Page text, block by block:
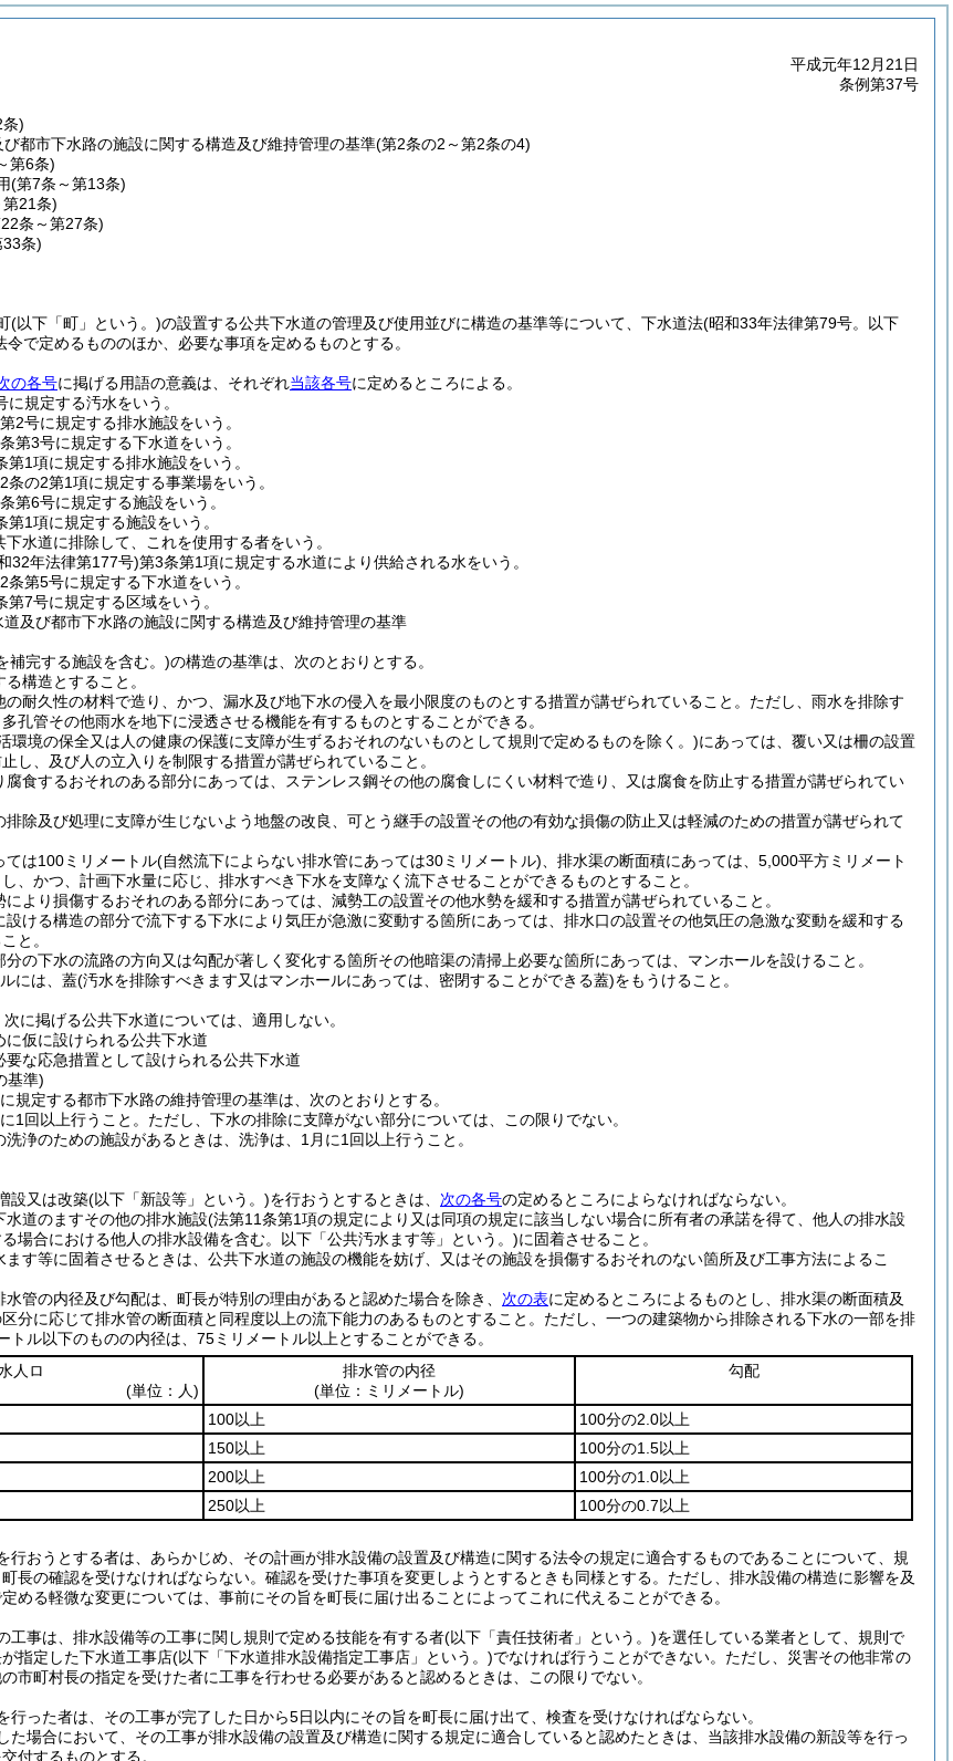
平成元年12月21日
条例第37号
)
都市下水路の施設に関する構造及び維持管理の基準(第2条の2～第2条の4)
第6条)
(第7条～第13条)
21条)
条～第27条)
条)
(以下「町」という。)の設置する公共下水道の管理及び使用並びに構造の基準等について、下水道法(昭和33年法律第79号。以下
令で定めるもののほか、必要な事項を定めるものとする。
の各号に掲げる用語の意義は、それぞれ当該各号に定めるところによる。
規定する汚水をいう。
号に規定する排水施設をいう。
3号に規定する下水道をいう。
1項に規定する排水施設をいう。
の2第1項に規定する事業場をいう。
6号に規定する施設をいう。
1項に規定する施設をいう。
水道に排除して、これを使用する者をいう。
32年法律第177号)第3条第1項に規定する水道により供給される水をいう。
第5号に規定する下水道をいう。
7号に規定する区域をいう。
道及び都市下水路の施設に関する構造及び維持管理の基準
補完する施設を含む。)の構造の基準は、次のとおりとする。
構造とすること。
の耐久性の材料で造り、かつ、漏水及び地下水の侵入を最小限度のものとする措置が講ぜられていること。 ただし、雨水を排除す
孔管その他雨水を地下に浸透させる機能を有するものとすることができる。
環境の保全又は人の健康の保護に支障が生ずるおそれのないものとして規則で定めるものを除く。)にあっては、覆い又は柵の設置
し、及び人の立入りを制限する措置が講ぜられていること。
腐食するおそれのある部分にあっては、ステンレス鋼その他の腐食しにくい材料で造り、又は腐食を防止する措置が講ぜられてい
排除及び処理に支障が生じないよう地盤の改良、可とう継手の設置その他の有効な損傷の防止又は軽減のための措置が講ぜられて
ては100ミリメートル(自然流下によらない排水管にあっては30ミリメートル) 、排水渠の断面積にあっては、5,000平方ミリメート
、かつ、計画下水量に応じ、排水すべき下水を支障なく流下させることができるものとすること。
より損傷するおそれのある部分にあっては、減勢工の設置その他水勢を緩和する措置が講ぜられていること。
設ける構造の部分で流下する下水により気圧が急激に変動する箇所にあっては、排水口の設置その他気圧の急激な変動を緩和する
と。
の下水の流路の方向又は勾配が著しく変化する箇所その他暗渠の清掃上必要な箇所にあっては、マンホールを設けること。
には、蓋(汚水を排除すべきます又はマンホールにあっては、密閉することができる蓋)をもうけること。
に掲げる公共下水道については、適用しない。
に仮に設けられる公共下水道
要な応急措置として設けられる公共下水道
基準)
規定する都市下水路の維持管理の基準は、次のとおりとする。
1回以上行うこと。 ただし、下水の排除に支障がない部分については、この限りでない。
浄のための施設があるときは、洗浄は、1月に1回以上行うこと。
設又は改築(以下「新設等」という。)を行おうとするときは、 次の各号の定めるところによらなければならない。
水道のますその他の排水施設(法第11条第1項の規定により又は同項の規定に該当しない場合に所有者の承諾を得て、他人の排水設
場合における他人の排水設備を含む。以下「公共汚水ます等」という。)に固着させること。
ます等に固着させるときは、公共下水道の施設の機能を妨げ、又はその施設を損傷するおそれのない箇所及び工事方法によるこ
管の内径及び勾配は、町長が特別の理由があると認めた場合を除き、 次の表に定めるところによるものとし、排水渠の断面積及
分に応じて排水管の断面積と同程度以上の流下能力のあるものとすること。 ただし、一つの建築物から排除される下水の一部を排
トル以下のものの内径は、75ミリメートル以上とすることができる。
人ロ
(単位：人)
排水管の内径
(単位：ミリメートル)
勾配
100以上
100分の2.0以上
150以上
100分の1.5以上
200以上
100分の1.0以上
250以上
100分の0.7以上
行おうとする者は、あらかじめ、その計画が排水設備の設置及び構造に関する法令の規定に適合するものであることについて、規
長の確認を受けなければならない。 確認を受けた事項を変更しようとするときも同様とする。 ただし、排水設備の構造に影響を及
める軽微な変更については、事前にその旨を町長に届け出ることによってこれに代えることができる。
工事は、排水設備等の工事に関し規則で定める技能を有する者(以下「責任技術者」という。)を選任している業者として、規則で
指定した下水道工事店(以下「下水道排水設備指定工事店」という。)でなければ行うことができない。 ただし、災害その他非常の
市町村長の指定を受けた者に工事を行わせる必要があると認めるときは、この限りでない。
行った者は、その工事が完了した日から5日以内にその旨を町長に届け出て、検査を受けなければならない。
た場合において、その工事が排水設備の設置及び構造に関する規定に適合していると認めたときは、当該排水設備の新設等を行っ
付するものとする。